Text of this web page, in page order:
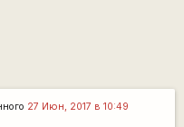
27 Июн, 2017 в 10:49